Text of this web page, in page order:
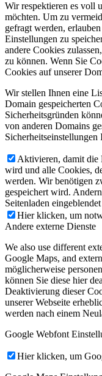
Wir respektieren es voll
möchten. Um zu
gefragt werden,
Einstellungen zu
andere Cookies
zu können. Wenn Sie
Cookies auf unserer
Wir stellen Ihnen eine
Domain gespeicherten
Sicherheitsgründen
von anderen Domains
Sicherheitseinstellungen
Aktivieren, damit die
wird und alle Cookies,
werden. Wir benötigen
gespeichert wird.
Seitenladen
Hier klicken, um
Andere externe Dienste
We also use different
Google Maps, and
möglicherweise
können Sie diese hier
Deaktivierung dieser
unserer Webseite
werden nach einem
Google Webfont
Hier klicken, um